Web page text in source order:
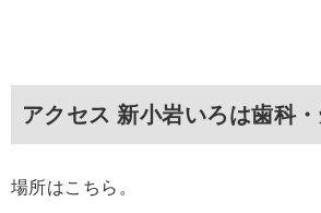
アクセス 新小岩いろは歯科
場所はこちら。